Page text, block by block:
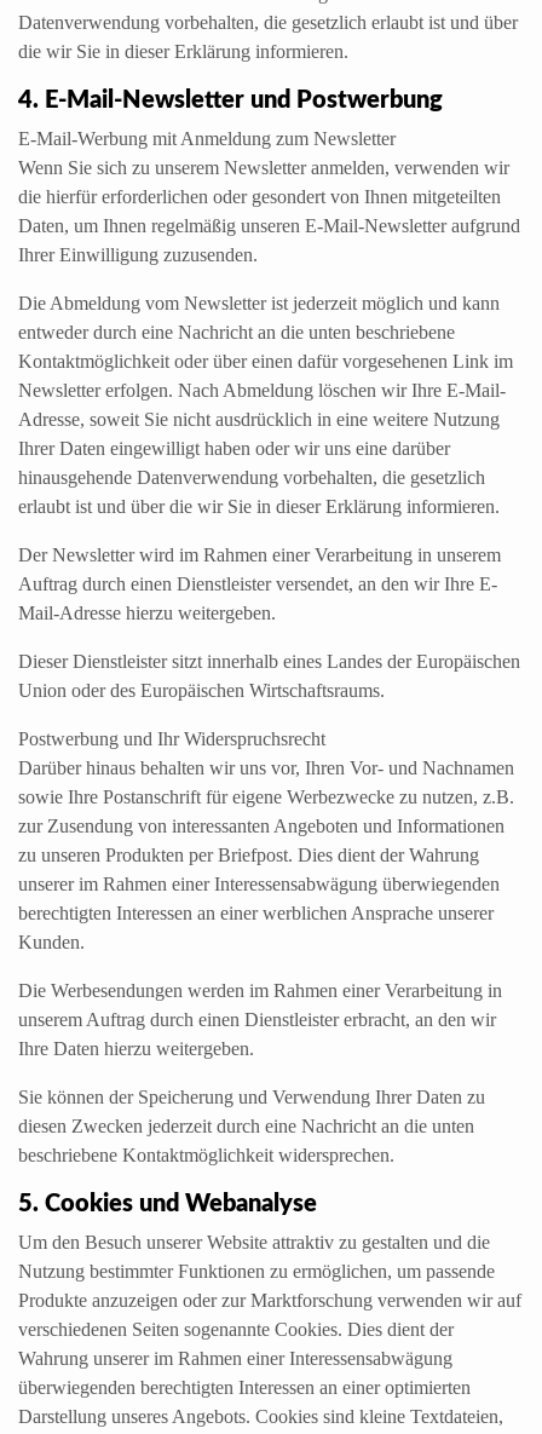
Datenverwendung vorbehalten, die gesetzlich erlaubt ist und über
die wir Sie in dieser Erklärung informieren.
4. E-Mail-Newsletter und Postwerbung
E-Mail-Werbung mit Anmeldung zum Newsletter
Wenn Sie sich zu unserem Newsletter anmelden, verwenden wir
die hierfür erforderlichen oder gesondert von Ihnen mitgeteilten
Daten, um Ihnen regelmäßig unseren E-Mail-Newsletter aufgrund
Ihrer Einwilligung zuzusenden.
Die Abmeldung vom Newsletter ist jederzeit möglich und kann
entweder durch eine Nachricht an die unten beschriebene
Kontaktmöglichkeit oder über einen dafür vorgesehenen Link im
Newsletter erfolgen. Nach Abmeldung löschen wir Ihre E-Mail-
Adresse, soweit Sie nicht ausdrücklich in eine weitere Nutzung
Ihrer Daten eingewilligt haben oder wir uns eine darüber
hinausgehende Datenverwendung vorbehalten, die gesetzlich
erlaubt ist und über die wir Sie in dieser Erklärung informieren.
Der Newsletter wird im Rahmen einer Verarbeitung in unserem
Auftrag durch einen Dienstleister versendet, an den wir Ihre E-
Mail-Adresse hierzu weitergeben.
Dieser Dienstleister sitzt innerhalb eines Landes der Europäischen
Union oder des Europäischen Wirtschaftsraums.
Postwerbung und Ihr Widerspruchsrecht
Darüber hinaus behalten wir uns vor, Ihren Vor- und Nachnamen
sowie Ihre Postanschrift für eigene Werbezwecke zu nutzen, z.B.
zur Zusendung von interessanten Angeboten und Informationen
zu unseren Produkten per Briefpost. Dies dient der Wahrung
unserer im Rahmen einer Interessensabwägung überwiegenden
berechtigten Interessen an einer werblichen Ansprache unserer
Kunden.
Die Werbesendungen werden im Rahmen einer Verarbeitung in
unserem Auftrag durch einen Dienstleister erbracht, an den wir
Ihre Daten hierzu weitergeben.
Sie können der Speicherung und Verwendung Ihrer Daten zu
diesen Zwecken jederzeit durch eine Nachricht an die unten
beschriebene Kontaktmöglichkeit widersprechen.
5. Cookies und Webanalyse
Um den Besuch unserer Website attraktiv zu gestalten und die
Nutzung bestimmter Funktionen zu ermöglichen, um passende
Produkte anzuzeigen oder zur Marktforschung verwenden wir auf
verschiedenen Seiten sogenannte Cookies. Dies dient der
Wahrung unserer im Rahmen einer Interessensabwägung
überwiegenden berechtigten Interessen an einer optimierten
Darstellung unseres Angebots. Cookies sind kleine Textdateien,